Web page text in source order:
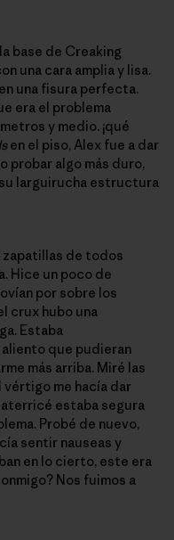
base de Creaking
una cara amplia y lisa.
una fisura perfecta.
era el problema
y medio. ¡qué
en el piso, Alex fue a dar
probar algo más duro,
larguirucha estructura
zapatillas de todos
Hice un poco de
por sobre los
crux hubo una
Estaba
que pudieran
más arriba. Miré las
vértigo me hacía dar
estaba segura
Probé de nuevo,
sentir nauseas y
en lo cierto, este era
Nos fuimos a